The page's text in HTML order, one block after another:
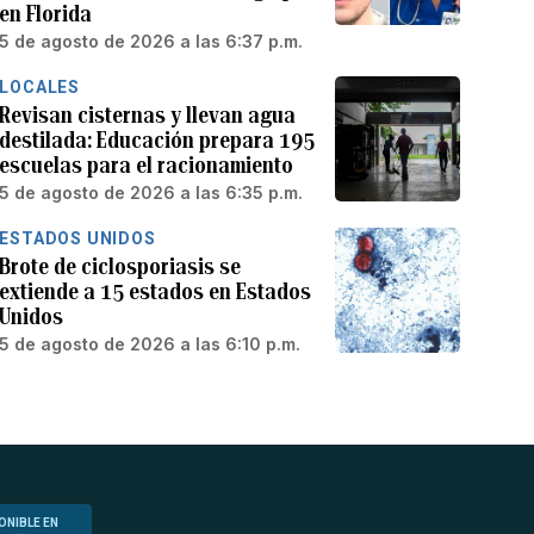
en Florida
5 de agosto de 2026 a las 6:37 p.m.
LOCALES
Revisan cisternas y llevan agua
destilada: Educación prepara 195
escuelas para el racionamiento
5 de agosto de 2026 a las 6:35 p.m.
ESTADOS UNIDOS
Brote de ciclosporiasis se
extiende a 15 estados en Estados
Unidos
5 de agosto de 2026 a las 6:10 p.m.
EN